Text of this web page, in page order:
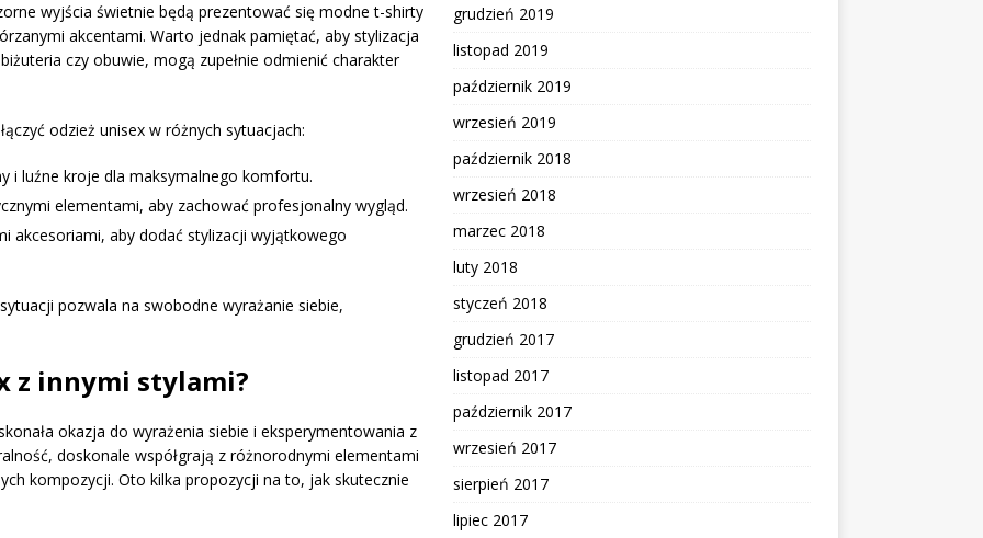
wyjścia świetnie będą prezentować się modne t-shirty
akcentami. Warto jednak pamiętać, aby stylizacja
czy obuwie, mogą zupełnie odmienić charakter
odzież unisex w różnych sytuacjach:
i luźne kroje dla maksymalnego komfortu.
elementami, aby zachować profesjonalny wygląd.
akcesoriami, aby dodać stylizacji wyjątkowego
pozwala na swobodne wyrażanie siebie,
z innymi stylami?
okazja do wyrażenia siebie i eksperymentowania z
doskonale współgrają z różnorodnymi elementami
kompozycji. Oto kilka propozycji na to, jak skutecznie
grudzień 2019
listopad 2019
październik 2019
wrzesień 2019
październik 2018
wrzesień 2018
marzec 2018
luty 2018
styczeń 2018
grudzień 2017
listopad 2017
październik 2017
wrzesień 2017
sierpień 2017
lipiec 2017